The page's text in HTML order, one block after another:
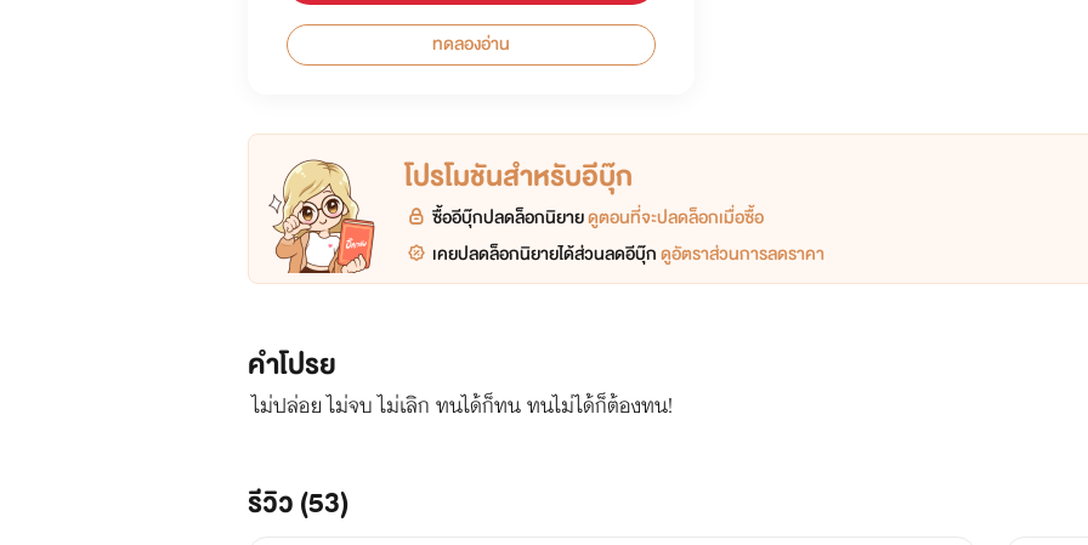
ทดลองอ่าน
โปรโมชันสำหรับอีบุ๊ก
ซื้ออีบุ๊กปลดล็อกนิยายดูตอนที่จะปลดล็อกเมื่อซื้อ
เคยปลดล็อกนิยายได้ส่วนลดอีบุ๊กดูอัตราส่วนการลดราคา
คำโปรย
ไม่ปล่อย ไม่จบ ไม่เลิก ทนได้ก็ทน ทนไม่ได้ก็ต้องทน!
รีวิว (53)